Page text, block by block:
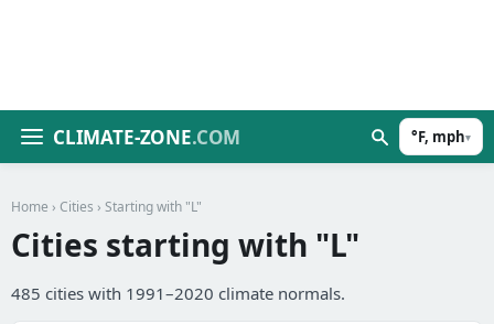
CLIMATE-ZONE.COM °F, mph▾
Home › Cities › Starting with "L"
Cities starting with "L"
485 cities with 1991–2020 climate normals.